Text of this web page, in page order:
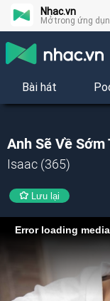
Nhac.vn
Mở trong ứng
Bài hát
Anh Sẽ Về Sớm
Isaac (365)
Lưu lại
Error loading